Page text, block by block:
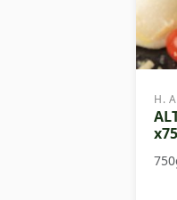
H.